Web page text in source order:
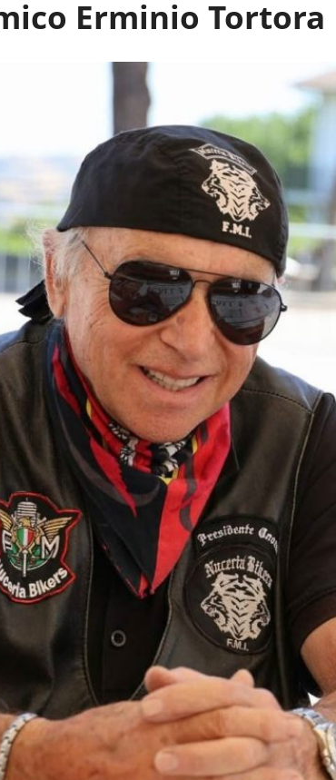
Erminio Tortora
di
Maria
Benvenuti nella
Sons Bikers
17 Giugno 2026